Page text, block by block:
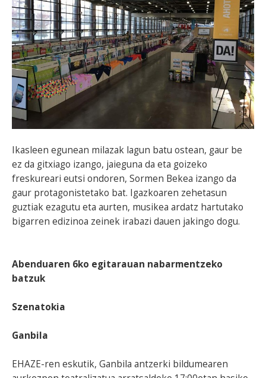
Ikasleen egunean milazak lagun batu ostean, gaur be
ez da gitxiago izango, jaieguna da eta goizeko
freskureari eutsi ondoren, Sormen Bekea izango da
gaur protagonistetako bat. Igazkoaren zehetasun
guztiak ezagutu eta aurten, musikea ardatz hartutako
bigarren edizinoa zeinek irabazi dauen jakingo dogu.
Abenduaren 6ko egitarauan nabarmentzeko
batzuk
Szenatokia
Ganbila
EHAZE-ren eskutik, Ganbila antzerki bildumearen